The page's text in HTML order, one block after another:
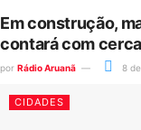
Em construção,
contará com
por Rádio Aruanã 8
CIDADES